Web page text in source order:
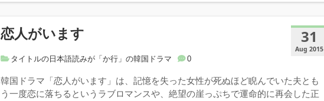
31
Aug 2015
恋人がいます
タイトルの日本語読みが「か行」の韓国ドラマ 0
韓国ドラマ「恋人がいます」は、記憶を失った女性が死ぬほど睨んでいた夫とも
う一度恋に落ちるというラブロマンスや、絶望の崖っぷちで運命的に再会した正